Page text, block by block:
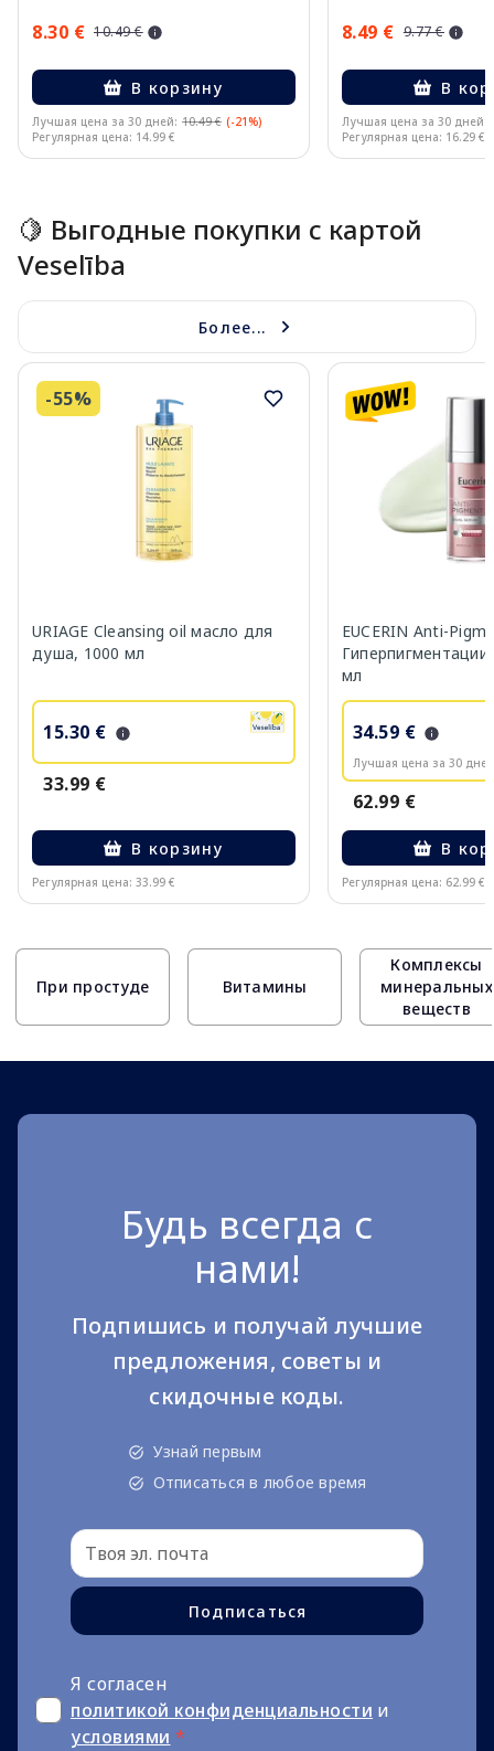
8.30 € 10.49 €
В корзину
Лучшая цена за 30 дней: 10.49 € (-21%)
Регулярная цена: 14.99 €
8.49 € 9.77 €
В
Лучшая цена за 30 дней:
Регулярная цена: 16.29 €
🍋 Выгодные покупки с картой
Veselība
Более...
-55%
URIAGE Cleansing oil масло для
душа, 1000 мл
15.30 €
33.99 €
В корзину
Регулярная цена: 33.99 €
EUCERIN Anti-
мл
34.59 €
Лучшая цена за 30
62.99 €
В
Регулярная цена: 62.99 €
При простуде Витамины
Комплексы
минеральных
веществ
Будь всегда с
нами!
Подпишись и получай лучшие
предложения, советы и
скидочные коды.
Узнай первым
Отписаться в любое время
Подписаться
Я согласен
политикой конфиденциальности и
условиями *